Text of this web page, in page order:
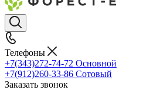
Телефоны
+7(343)272-74-72 Основной
+7(912)260-33-86 Сотовый
Заказать звонок